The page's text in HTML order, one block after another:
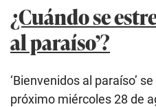
¿Cuándo se
al paraíso’?
‘Bienvenidos al paraíso’
próximo miércoles 28 de